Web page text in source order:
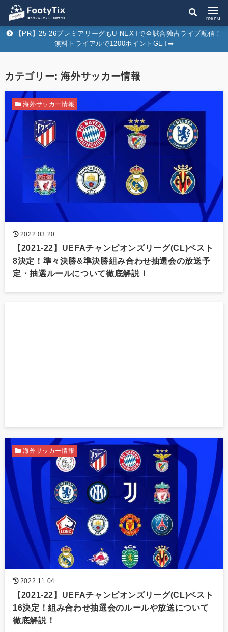
menu
【PR】25-26プレミアリーグもU-NEXTで全試合独占ライブ配信！
無料トライアルで1200ポイントGET➡︎
カテゴリー:海外サッカー情報
2022.03.20
【2021-22】UEFAチャンピオンズリーグ(CL)ベスト
8決定！準々決勝&準決勝組み合わせ抽選会の放送予
定・抽選ルールについて徹底解説！
海外サッカー情報
2022.11.04
【2021-22】UEFAチャンピオンズリーグ(CL)ベスト
16決定！組み合わせ抽選会のルールや放送について
徹底解説！
海外サッカー情報